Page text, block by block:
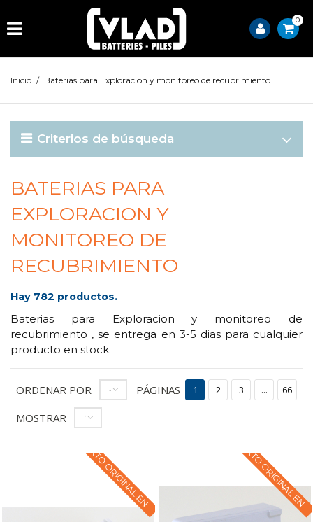
0
Inicio / Baterias para Exploracion y monitoreo de recubrimiento
Criterios de búsqueda
BATERIAS PARA
EXPLORACION Y
MONITOREO DE
RECUBRIMIENTO
Hay 782 productos.
Baterias para Exploracion y monitoreo de
recubrimiento , se entrega en 3-5 dias para cualquier
producto en stock.
ORDENAR POR --
MOSTRAR 12
PÁGINAS 1 2 3 ... 66
TEXTO ORIGINAL EN TEXTO ORIGINAL EN